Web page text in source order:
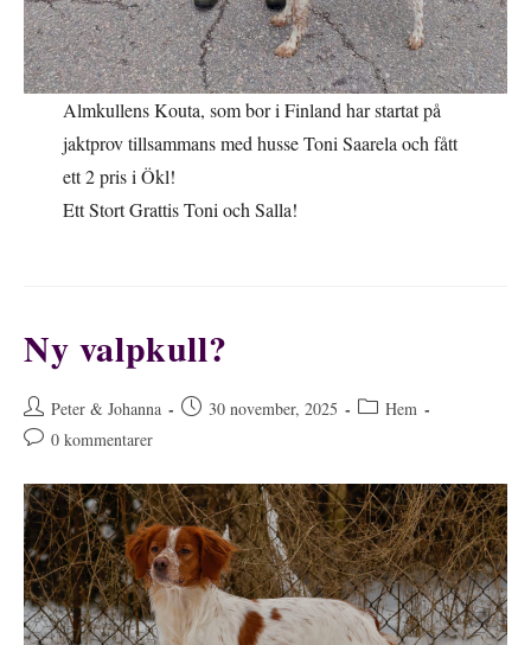
Almkullens Kouta, som bor i Finland har startat på
jaktprov tillsammans med husse Toni Saarela och fått
ett 2 pris i Ökl!
Ett Stort Grattis Toni och Salla!
Ny valpkull?
Inläggsförfattare:
Peter & Johanna
Inlägget30 november, 2025 Inläggskategori:
Hem
Kommentarer
inlägget:
0 kommentarer